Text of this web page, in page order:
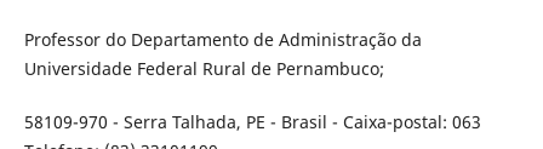
Professor do Departamento de Administração da
Universidade Federal Rural de Pernambuco;
58109-970 - Serra Talhada, PE - Brasil - Caixa-postal: 063